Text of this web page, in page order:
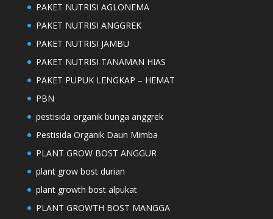
PAKET NUTRISI AGLONEMA
PAKET NUTRISI ANGGREK
PAKET NUTRISI JAMBU
PAKET NUTRISI TANAMAN HIAS
PAKET PUPUK LENGKAP – HEMAT
PBN
pestisida organik bunga anggrek
Pestisida Organik Daun Mimba
PLANT GROW BOST ANGGUR
plant grow bost durian
plant growth bost alpukat
PLANT GROWTH BOST MANGGA